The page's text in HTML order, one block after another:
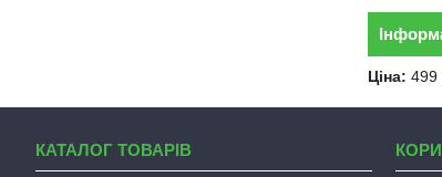
Ціна: 499
КАТАЛОГ ТОВАРІВ